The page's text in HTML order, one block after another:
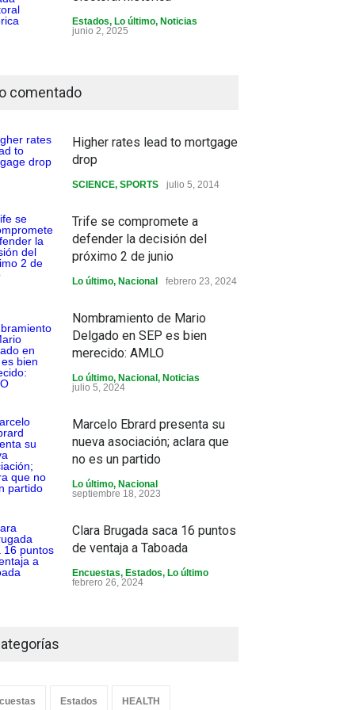
Estados, Lo último, Noticias
junio 2, 2025
comentado
Higher rates lead to mortgage
drop
SCIENCE, SPORTS julio 5, 2014
Trife se compromete a
defender la decisión del
próximo 2 de junio
Lo último, Nacional febrero 23, 2024
Nombramiento de Mario
Delgado en SEP es bien
merecido: AMLO
Lo último, Nacional , Noticias
julio 5, 2024
Marcelo Ebrard presenta su
nueva asociación; aclara que
no es un partido
Lo último, Nacional
septiembre 18, 2023
Clara Brugada saca 16 puntos
de ventaja a Taboada
Encuestas, Estados, Lo último
febrero 26, 2024
Estados HEALTH